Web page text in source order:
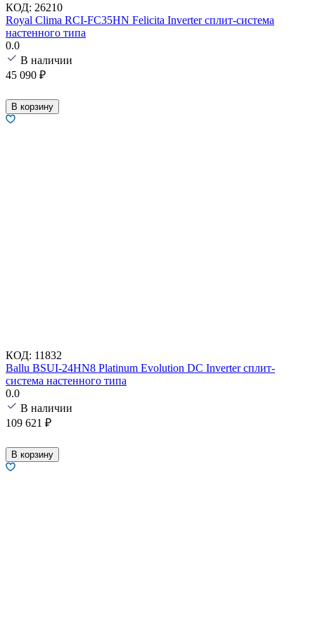
КОД: 26210
Royal Clima RCI-FC35HN Felicita Inverter сплит-система
настенного типа
0.0
В наличии
45 090 ₽
В корзину
КОД: 11832
Ballu BSUI-24HN8 Platinum Evolution DC Inverter сплит-
система настенного типа
0.0
В наличии
109 621 ₽
В корзину